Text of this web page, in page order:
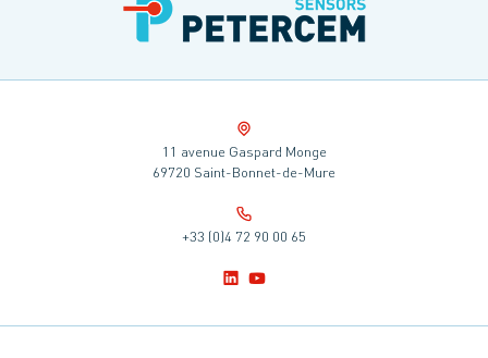
11 avenue Gaspard Monge
69720 Saint-Bonnet-de-Mure
+33 (0)4 72 90 00 65